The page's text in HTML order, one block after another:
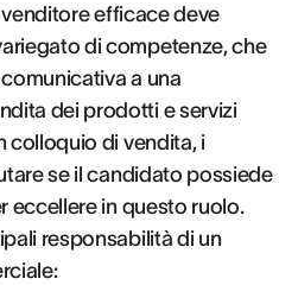
efficace deve
di competenze, che
a una
dei prodotti e servizi
colloquio di vendita, i
se il candidato possiede
eccellere in questo ruolo.
responsabilità di un